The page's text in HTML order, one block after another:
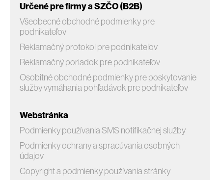
Určené pre firmy a SZČO (B2B)
Všeobecné obchodné podmienky pre
podnikateľov
Reklamačný protokol pre podnikateľov
Reklamačný poriadok pre podnikateľov
Osobitné obchodné podmienky pre poskytovanie
služby vymáhania pohľadávok pre podnikateľov
Webstránka
Podmienky používania SMS notifikačnej služby
Podmienky ochrany a spracúvania osobných
údajov
Copyright a podmienky používania stránky